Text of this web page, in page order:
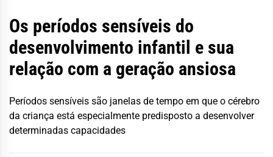
Os períodos sensíveis do
desenvolvimento infantil e sua
relação com a geração ansiosa
Períodos sensíveis são janelas de tempo em que o cérebro
da criança está especialmente predisposto a desenvolver
determinadas capacidades